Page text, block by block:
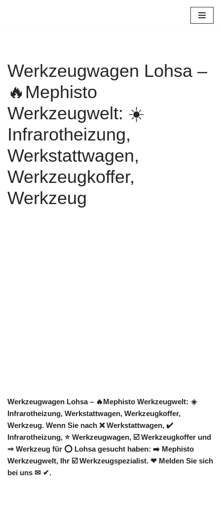
Werkzeugwagen Lohsa –
🔥Mephisto
Werkzeugwelt: ☀️
Infrarotheizung,
Werkstattwagen,
Werkzeugkoffer,
Werkzeug
Werkzeugwagen Lohsa – 🔥Mephisto Werkzeugwelt: ☀️
Infrarotheizung, Werkstattwagen, Werkzeugkoffer,
Werkzeug. Wenn Sie nach ❌ Werkstattwagen, ✔️
Infrarotheizung, ⭐ Werkzeugwagen, ☑️ Werkzeugkoffer und
⇒ Werkzeug für ⭕ Lohsa gesucht haben: ➡️ Mephisto
Werkzeugwelt, Ihr ☑️ Werkzeugspezialist. ❤ Melden Sie sich
bei uns ✉ ✔.